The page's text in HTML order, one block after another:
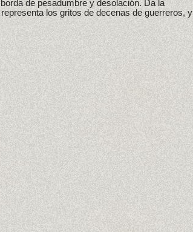
de pesadumbre y desolación. Da la
representa los gritos de decenas de guerreros, y